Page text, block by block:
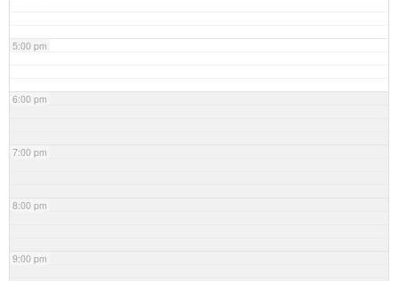
5:00 pm
6:00 pm
7:00 pm
8:00 pm
9:00 pm